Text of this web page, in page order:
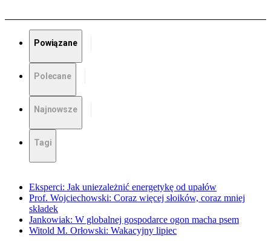
Powiązane
Polecane
Najnowsze
Tagi
Eksperci: Jak uniezależnić energetykę od upałów
Prof. Wojciechowski: Coraz więcej słoików, coraz mniej
składek
Jankowiak: W globalnej gospodarce ogon macha psem
Witold M. Orłowski: Wakacyjny lipiec